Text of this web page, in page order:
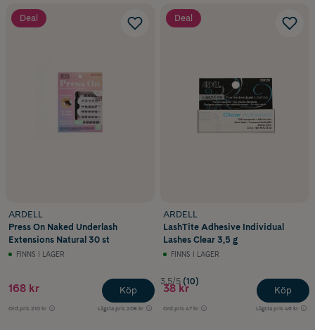
Deal
ARDELL
Press On Naked Underlash
Extensions Natural 30 st
FINNS I LAGER
168 kr
Ord.pris 210 kr Lägsta pris 208 kr
Köp
Deal
ARDELL
LashTite Adhesive Individual
Lashes Clear 3,5 g
FINNS I LAGER
3.5/5 (10)
38 kr
Ord.pris 47 kr Lägsta pris 46 kr
Köp